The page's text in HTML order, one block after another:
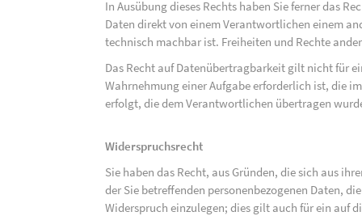
In Ausübung dieses Rechts haben Sie ferner das
Daten direkt von einem Verantwortlichen einem
technisch machbar ist. Freiheiten und Rechte
Das Recht auf Datenübertragbarkeit gilt nicht für
Wahrnehmung einer Aufgabe erforderlich ist, die
erfolgt, die dem Verantwortlichen übertragen
Widerspruchsrecht
Sie haben das Recht, aus Gründen, die sich aus
der Sie betreffenden personenbezogenen Daten,
Widerspruch einzulegen; dies gilt auch für ein auf